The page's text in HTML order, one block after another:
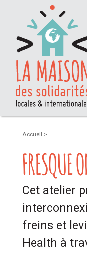
Accueil >
FRESQUE
Cet atelier
freins et
Health à